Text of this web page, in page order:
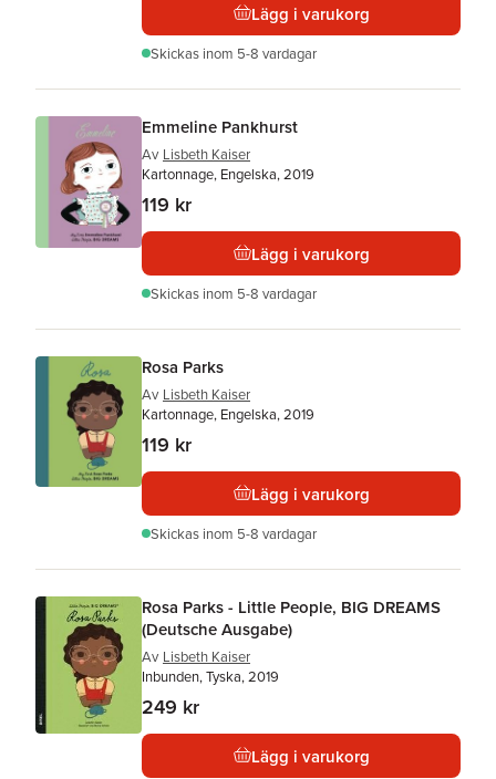
Lägg i varukorg
Skickas inom 5-8 vardagar
Emmeline Pankhurst
Av Lisbeth Kaiser
Kartonnage, Engelska, 2019
119 kr
Lägg i varukorg
Skickas inom 5-8 vardagar
Rosa Parks
Av Lisbeth Kaiser
Kartonnage, Engelska, 2019
119 kr
Lägg i varukorg
Skickas inom 5-8 vardagar
Rosa Parks - Little People, BIG DREAMS
(Deutsche Ausgabe)
Av Lisbeth Kaiser
Inbunden, Tyska, 2019
249 kr
Lägg i varukorg